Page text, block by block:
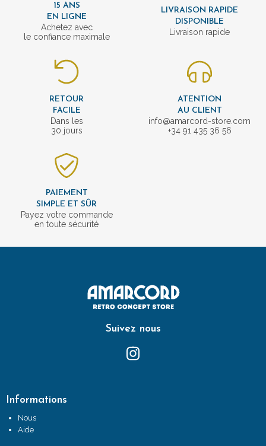
15 ANS
EN LIGNE
Achetez avec
le confiance maximale
LIVRAISON RAPIDE
DISPONIBLE
Livraison rapide
RETOUR
FACILE
Dans les
30 jours
ATENTION
AU CLIENT
info@amarcord-store.com
+34 91 435 36 56
PAIEMENT
SIMPLE ET SÛR
Payez votre commande
en toute sécurité
Suivez nous
Informations
Nous
Aide